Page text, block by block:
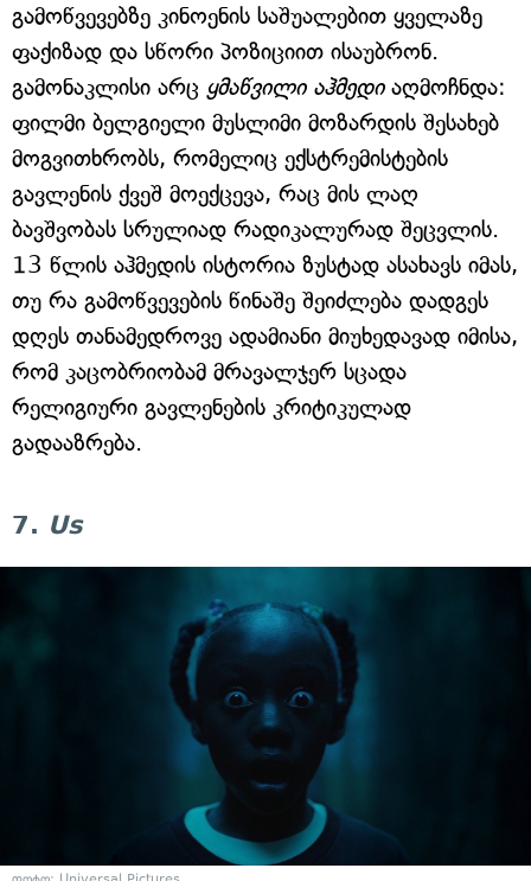
გამოწვევებზე კინოენის საშუალებით ყველაზე
ფაქიზად და სწორი პოზიციით ისაუბრონ.
გამონაკლისი არც ყმაწვილი აჰმედი აღმოჩნდა:
ფილმი ბელგიელი მუსლიმი მოზარდის შესახებ
მოგვითხრობს, რომელიც ექსტრემისტების
გავლენის ქვეშ მოექცევა, რაც მის ლაღ
ბავშვობას სრულიად რადიკალურად შეცვლის.
13 წლის აჰმედის ისტორია ზუსტად ასახავს იმას,
თუ რა გამოწვევების წინაშე შეიძლება დადგეს
დღეს თანამედროვე ადამიანი მიუხედავად იმისა,
რომ კაცობრიობამ მრავალჯერ სცადა
რელიგიური გავლენების კრიტიკულად
გადააზრება.
7. Us